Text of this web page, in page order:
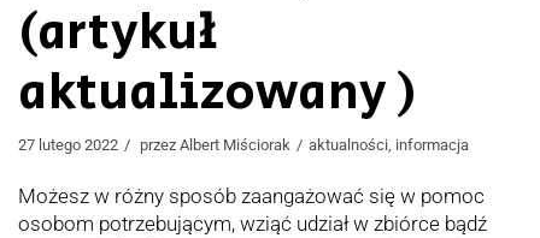
(artykuł
aktualizowany )
27 lutego 2022 przez Albert Miściorak aktualności, informacja
Możesz w różny sposób zaangażować się w pomoc
osobom potrzebującym, wziąć udział w zbiórce bądź